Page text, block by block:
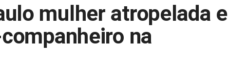
mulher atropelada e
na